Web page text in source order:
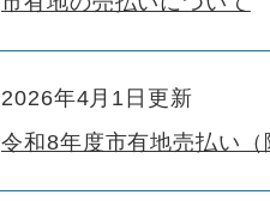
2026年4月1日更新
令和8年度市有地売払い